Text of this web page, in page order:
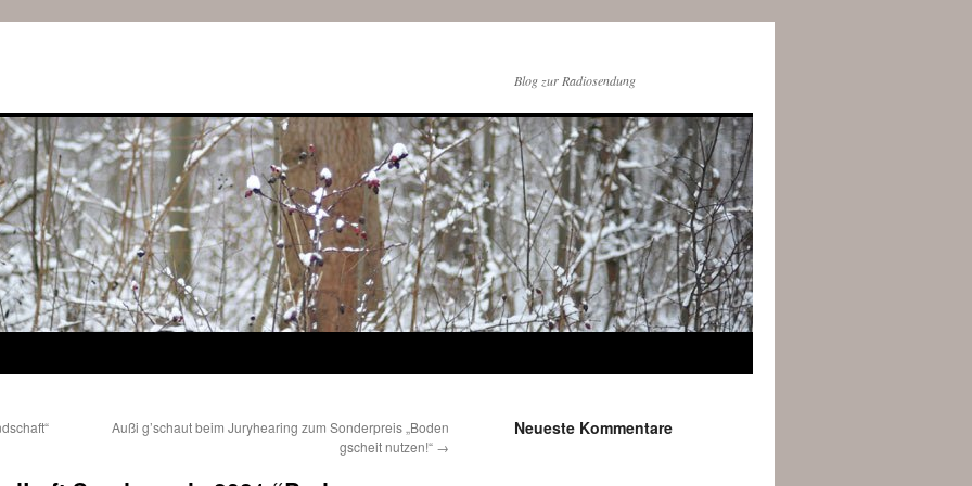
Blog zur Radiosendung
Außi g’schaut beim Juryhearing zum Sonderpreis „Boden
gscheit nutzen!“ →
Neueste Kommentare